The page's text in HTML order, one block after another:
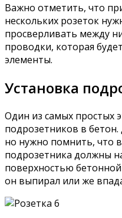
Важно отметить, что
нескольких розеток
просверливать между
проводки, которая
элементы.
Установка
Один из самых простых
подрозетников в
но нужно помнить, что
подрозетника должны
поверхностью
он выпирал или же